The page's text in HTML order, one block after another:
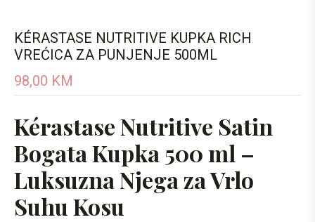
KÉRASTASE NUTRITIVE KUPKA RICH
VREĆICA ZA PUNJENJE 500ML
98,00 KM
Kérastase Nutritive Satin
Bogata Kupka 500 ml –
Luksuzna Njega za Vrlo
Suhu Kosu